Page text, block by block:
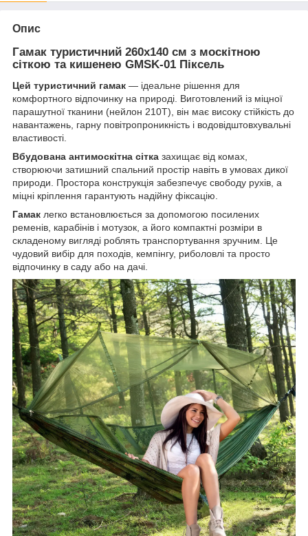
Опис
Гамак туристичний 260х140 см з москітною
сіткою та кишенею GMSK-01 Піксель
Цей туристичний гамак — ідеальне рішення для
комфортного відпочинку на природі. Виготовлений із міцної
парашутної тканини (нейлон 210T), він має високу стійкість до
навантажень, гарну повітропроникність і водовідштовхувальні
властивості.
Вбудована антимоскітна сітка захищає від комах,
створюючи затишний спальний простір навіть в умовах дикої
природи. Простора конструкція забезпечує свободу рухів, а
міцні кріплення гарантують надійну фіксацію.
Гамак легко встановлюється за допомогою посилених
ременів, карабінів і мотузок, а його компактні розміри в
складеному вигляді роблять транспортування зручним. Це
чудовий вибір для походів, кемпінгу, риболовлі та просто
відпочинку в саду або на дачі.